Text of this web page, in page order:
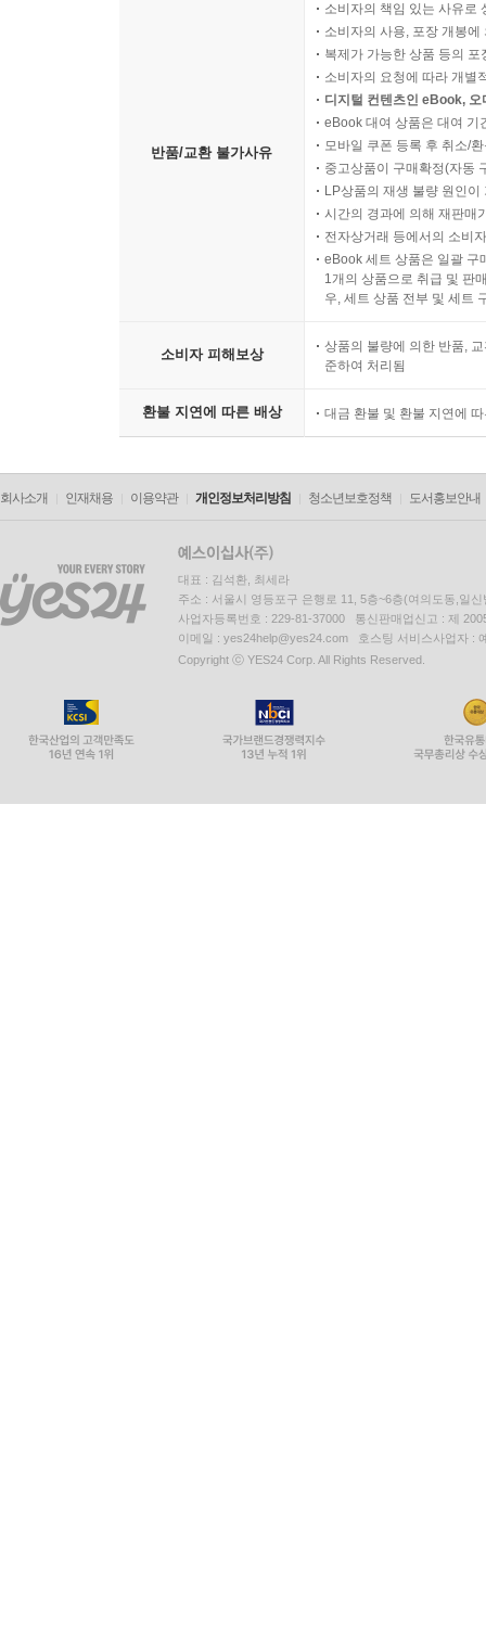
CHAPTER 19. 케인즈학파와 통화주의학파
CHAPTER 20. 새고전학파와 새케인즈학파
CHAPTER 21. 공급중시경제학파
CHAPTER 22. 경기변동론
CHAPTER 01. 국제무역이론
Part 02. 국제금융론
CHAPTER 04. 국제수지론
반품/교환 불가사유
소비자의 책임 있는 사유로
소비자의 사용, 포장 개봉
복제가 가능한 상품 등의
소비자의 요청에 따라 개별
디지털 컨텐츠인 eBook,
eBook 대여 상품은 대여 기
모바일 쿠폰 등록 후 취소/
중고상품이 구매확정(자동
LP상품의 재생 불량 원인
시간의 경과에 의해 재판매
전자상거래 등에서의 소비
eBook 세트 상품은 일괄 구
1개의 상품으로 취급 및 판
우, 세트 상품 전부 및 세트
소비자 피해보상
상품의 불량에 의한 반품,
준하여 처리됨
환불 지연에 따른 배상 대금 환불 및 환불 지연에
회사소개 인재채용 이용약관 개인정보처리방침 청소년보호정책 도서홍보안내
대표 : 김석환, 최세라
주소 : 서울시 영등포구 은행로 11, 5층~6층(여의도동,일신
사업자등록번호 : 229-81-37000 통신판매업신고 : 제
이메일 : yes24help@yes24.com 호스팅 서비스사업자 :
Copyright ⓒ YES24 Corp. All Rights Reserved.